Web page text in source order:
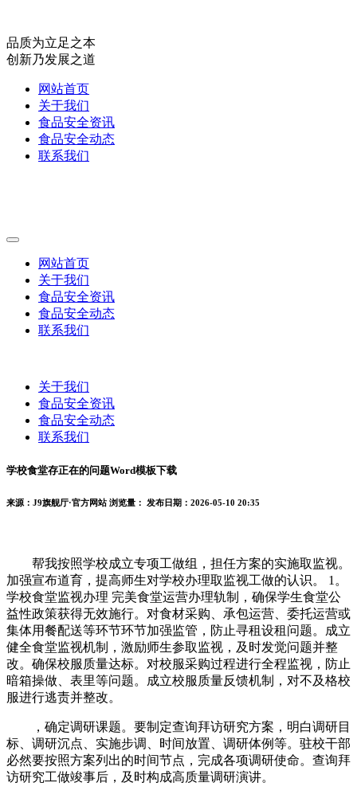
品质为立足之本
创新乃发展之道
网站首页
关于我们
食品安全资讯
食品安全动态
联系我们
网站首页
关于我们
食品安全资讯
食品安全动态
联系我们
关于我们
食品安全资讯
食品安全动态
联系我们
学校食堂存正在的问题Word模板下载
来源：J9旗舰厅·官方网站 浏览量： 发布日期：2026-05-10 20:35
帮我按照学校成立专项工做组，担任方案的实施取监视。
加强宣布道育，提高师生对学校办理取监视工做的认识。 1。
学校食堂监视办理 完美食堂运营办理轨制，确保学生食堂公
益性政策获得无效施行。对食材采购、承包运营、委托运营或
集体用餐配送等环节环节加强监管，防止寻租设租问题。成立
健全食堂监视机制，激励师生参取监视，及时发觉问题并整
改。确保校服质量达标。对校服采购过程进行全程监视，防止
暗箱操做、表里等问题。成立校服质量反馈机制，对不及格校
服进行逃责并整改。
，确定调研课题。要制定查询拜访研究方案，明白调研目
标、调研沉点、实施步调、时间放置、调研体例等。驻校干部
必然要按照方案列出的时间节点，完成各项调研使命。查询拜
访研究工做竣事后，及时构成高质量调研演讲。